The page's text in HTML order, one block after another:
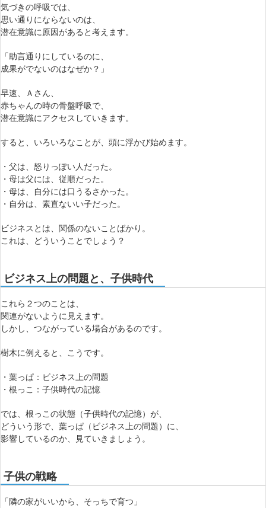
気づきの呼吸では、
思い通りにならないのは、
潜在意識に原因があると考えます。
「助言通りにしているのに、
成果がでないのはなぜか？」
早速、Ａさん、
赤ちゃんの時の骨盤呼吸で、
潜在意識にアクセスしていきます。
すると、いろいろなことが、頭に浮かび始めます。
・父は、怒りっぽい人だった。
・母は父には、従順だった。
・母は、自分には口うるさかった。
・自分は、素直ないい子だった。
ビジネスとは、関係のないことばかり。
これは、どういうことでしょう？
ビジネス上の問題と、子供時代
これら２つのことは、
関連がないように見えます。
しかし、つながっている場合があるのです。
樹木に例えると、こうです。
・葉っぱ：ビジネス上の問題
・根っこ：子供時代の記憶
では、根っこの状態（子供時代の記憶）が、
どういう形で、葉っぱ（ビジネス上の問題）に、
影響しているのか、見ていきましょう。
子供の戦略
「隣の家がいいから、そっちで育つ」